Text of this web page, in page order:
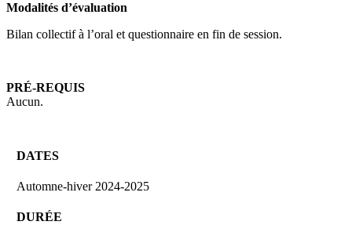
Modalités d’évaluation
Bilan collectif à l’oral et questionnaire en fin de session.
PRÉ-REQUIS
Aucun.
DATES
Automne-hiver 2024-2025
DURÉE